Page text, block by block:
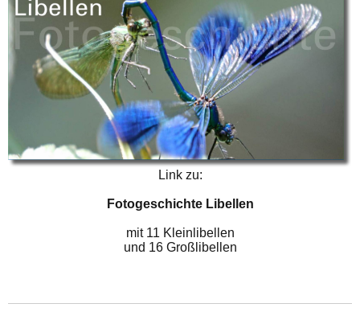
Link zu:
Fotogeschichte Libellen
mit 11 Kleinlibellen
und 16 Großlibellen